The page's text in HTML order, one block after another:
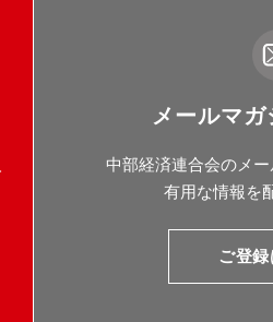
メールマ
中部経済連合会のメー
有用な情報を
ご登